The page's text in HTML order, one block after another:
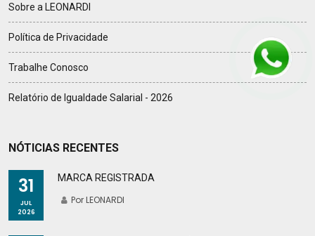
Sobre a LEONARDI
Política de Privacidade
Trabalhe Conosco
Relatório de Igualdade Salarial - 2026
NÓTICIAS RECENTES
31
JUL
2026
MARCA REGISTRADA
Por LEONARDI